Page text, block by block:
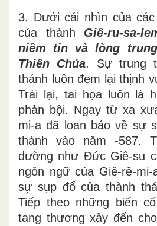
3. Dưới cái nhìn của
của thành Giê-ru-sa-
niềm tin và lòng
Thiên Chúa. Sự trung
thánh luôn đem lại thịnh
Trái lại, tai họa luôn là
phản bội. Ngay từ xa
mi-a đã loan báo về sự
thánh vào năm -587.
dường như Đức Giê-su
ngôn ngữ của Giê-rê-
sự sụp đổ của thành
Tiếp theo những biến
tang thương xảy đến